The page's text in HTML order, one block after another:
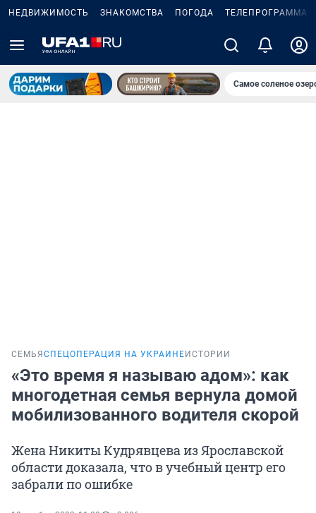
НЕДВИЖИМОСТЬ ЗНАКОМСТВА ПОГОДА ТЕЛЕПРОГРАММА
Самое соленое
СЕМЬЯ СПЕЦОПЕРАЦИЯ НА УКРАИНЕ ИСТОРИИ
«Это время я называю адом»: как
многодетная семья вернула домой
мобилизованного водителя скорой
Жена Никиты Кудрявцева из Ярославской
области доказала, что в учебный центр его
забрали по ошибке